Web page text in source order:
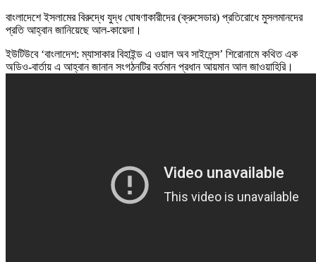
বাংলাদেশে ইসলামের বিরুদ্ধে যুদ্ধ ঘোষণাকারীদের (ক্রুসেডার) প্রতিরোধে মুসলমানদের
প্রতি আহ্বান জানিয়েছে আল-কায়েদা।
ইউটিউবে ‘বাংলাদেশ: ম্যাসাকার বিহাইন্ড এ ওয়াল অব সাইলেন্স’ শিরোনামে কথিত এক
অডিও-বার্তায় এ আহ্বান জানান সংগঠনটির বর্তমান প্রধান আয়মান আল জাওয়াহিরি।